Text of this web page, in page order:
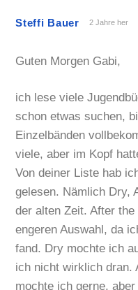
Steffi Bauer 2 Jahre her
Guten Morgen Gabi,
ich lese viele
schon etwas suchen,
Einzelbänden
viele, aber im Kopf
Von deiner Liste hab
gelesen. Nämlich Dry,
der alten Zeit. After
engeren Auswahl, da
fand. Dry mochte ich
ich nicht wirklich dran.
mochte ich gerne,